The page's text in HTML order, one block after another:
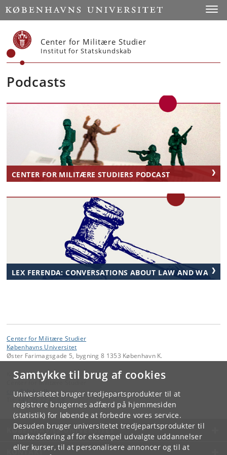
Samtykke til brug af cookies
Universitetet bruger tredjepartsprodukter til at
registrere brugernes adfærd på hjemmesiden
(statistik) for løbende at forbedre vores service.
Desuden bruger universitetet tredjepartsprodukter til
markedsføring af for eksempel udvalgte uddannelser
eller kurser, til at personalisere annoncer og til at
Start
Center for Militære Studier
Institut for Statskundskab
Podcasts
CENTER FOR MILITÆRE STUDIERS PODCAST
LEX FERENDA: CONVERSATIONS ABOUT LAW AND WAR
Center for Militære Studier
Københavns Universitet
Øster Farimagsgade 5, bygning 8 1353 København K.
Kontakt:
Center for Militære Studier
cms@ifs. ku.dk
KØBENHAVNS UNIVERSITET
KONTAKT